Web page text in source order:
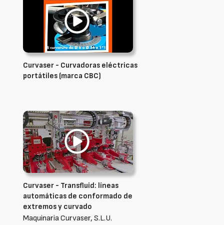
Curvaser - Curvadoras eléctricas
portátiles (marca CBC)
Curvaser - Transfluid: líneas
automáticas de conformado de
extremos y curvado
Maquinaria Curvaser, S.L.U.